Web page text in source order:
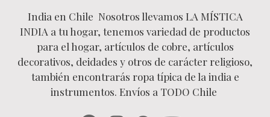
India en Chile Nosotros llevamos LA MÍSTICA
INDIA a tu hogar, tenemos variedad de productos
para el hogar, artículos de cobre, artículos
decorativos, deidades y otros de carácter religioso,
también encontrarás ropa típica de la india e
instrumentos. Envíos a TODO Chile